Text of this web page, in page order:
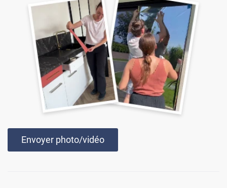
Envoyer photo/vidéo